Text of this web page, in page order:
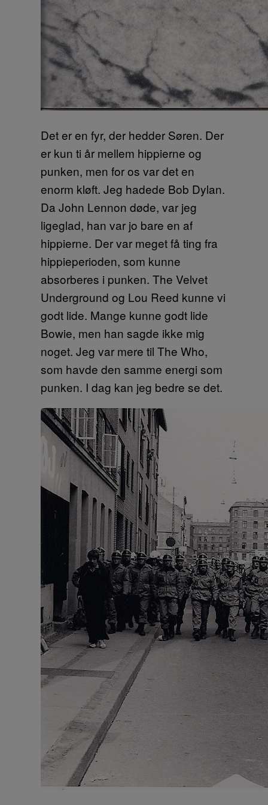
Det er en fyr, der hedder Søren. Der
er kun ti år mellem hippierne og
punken, men for os var det en
enorm kløft. Jeg hadede Bob Dylan.
Da John Lennon døde, var jeg
ligeglad, han var jo bare en af
hippierne. Der var meget få ting fra
hippieperioden, som kunne
absorberes i punken. The Velvet
Underground og Lou Reed kunne vi
godt lide. Mange kunne godt lide
Bowie, men han sagde ikke mig
noget. Jeg var mere til The Who,
som havde den samme energi som
punken. I dag kan jeg bedre se det.